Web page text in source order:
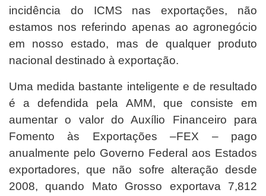
incidência do ICMS nas exportações, não
estamos nos referindo apenas ao agronegócio
em nosso estado, mas de qualquer produto
nacional destinado à exportação.
Uma medida bastante inteligente e de resultado
é a defendida pela AMM, que consiste em
aumentar o valor do Auxílio Financeiro para
Fomento às Exportações –FEX – pago
anualmente pelo Governo Federal aos Estados
exportadores, que não sofre alteração desde
2008, quando Mato Grosso exportava 7,812